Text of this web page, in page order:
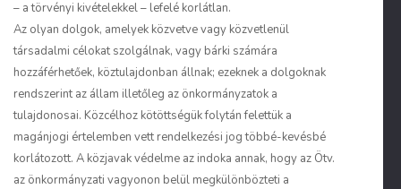
– a törvényi kivételekkel – lefelé korlátlan.
Az olyan dolgok, amelyek közvetve vagy közvetlenül
társadalmi célokat szolgálnak, vagy bárki számára
hozzáférhetőek, köztulajdonban állnak; ezeknek a dolgoknak
rendszerint az állam illetőleg az önkormányzatok a
tulajdonosai. Közcélhoz kötöttségük folytán felettük a
magánjogi értelemben vett rendelkezési jog többé-kevésbé
korlátozott. A közjavak védelme az indoka annak, hogy az Ötv.
az önkormányzati vagyonon belül megkülönbözteti a